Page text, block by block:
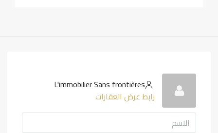
L'immobilier Sans frontières
رابط عرض العقارات